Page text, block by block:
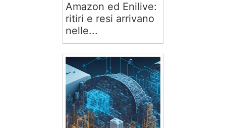
Amazon ed Enilive:
ritiri e resi arrivano
nelle...